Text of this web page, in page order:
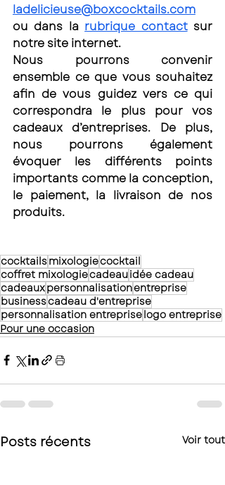
ladelicieuse@boxcocktails.com
ou dans la rubrique contact sur
notre site internet.
Nous pourrons convenir
ensemble ce que vous souhaitez
afin de vous guidez vers ce qui
correspondra le plus pour vos
cadeaux d’entreprises. De plus,
nous pourrons également
évoquer les différents points
importants comme la conception,
le paiement, la livraison de nos
produits.
cocktailsmixologiecocktail
coffret mixologiecadeauidée cadeau
cadeauxpersonnalisationentreprise
businesscadeau d'entreprise
personnalisation entrepriselogo entreprise
Pour une occasion
Posts récents Voir tout